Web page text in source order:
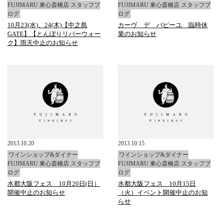
FUJIMARU 東心斎橋店 スタッフブ
ログ
10月23(水)、24(木)【中之島
GATE】【とんぼりリバーウォー
ク】雨天中止のお知らせ
FUJIMARU 東心斎橋店 スタッフブ
ログ
カーヴ デ パピーユ 臨時休
業のお知らせ
2013.10.20
ワインショップ&ダイナー
FUJIMARU 東心斎橋店 スタッフブ
ログ
水都大阪フェス 10月20日(日）
開催中止のお知らせ
2013.10.15
ワインショップ&ダイナー
FUJIMARU 東心斎橋店 スタッフブ
ログ
水都大阪フェス 10月15日
（火）イベント開催中止のお知
らせ